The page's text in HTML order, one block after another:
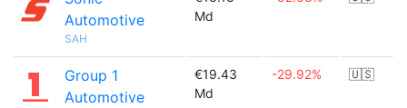
Automotive
SAH
Md
Group 1
Automotive
€19.43
Md
-29.92% 🇺🇸